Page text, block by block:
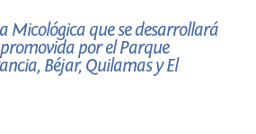
Micológica que se desarrollará
por el Parque
Béjar, Quilamas y El